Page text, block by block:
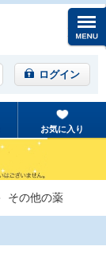
ログイン
お気に入り
その他の薬